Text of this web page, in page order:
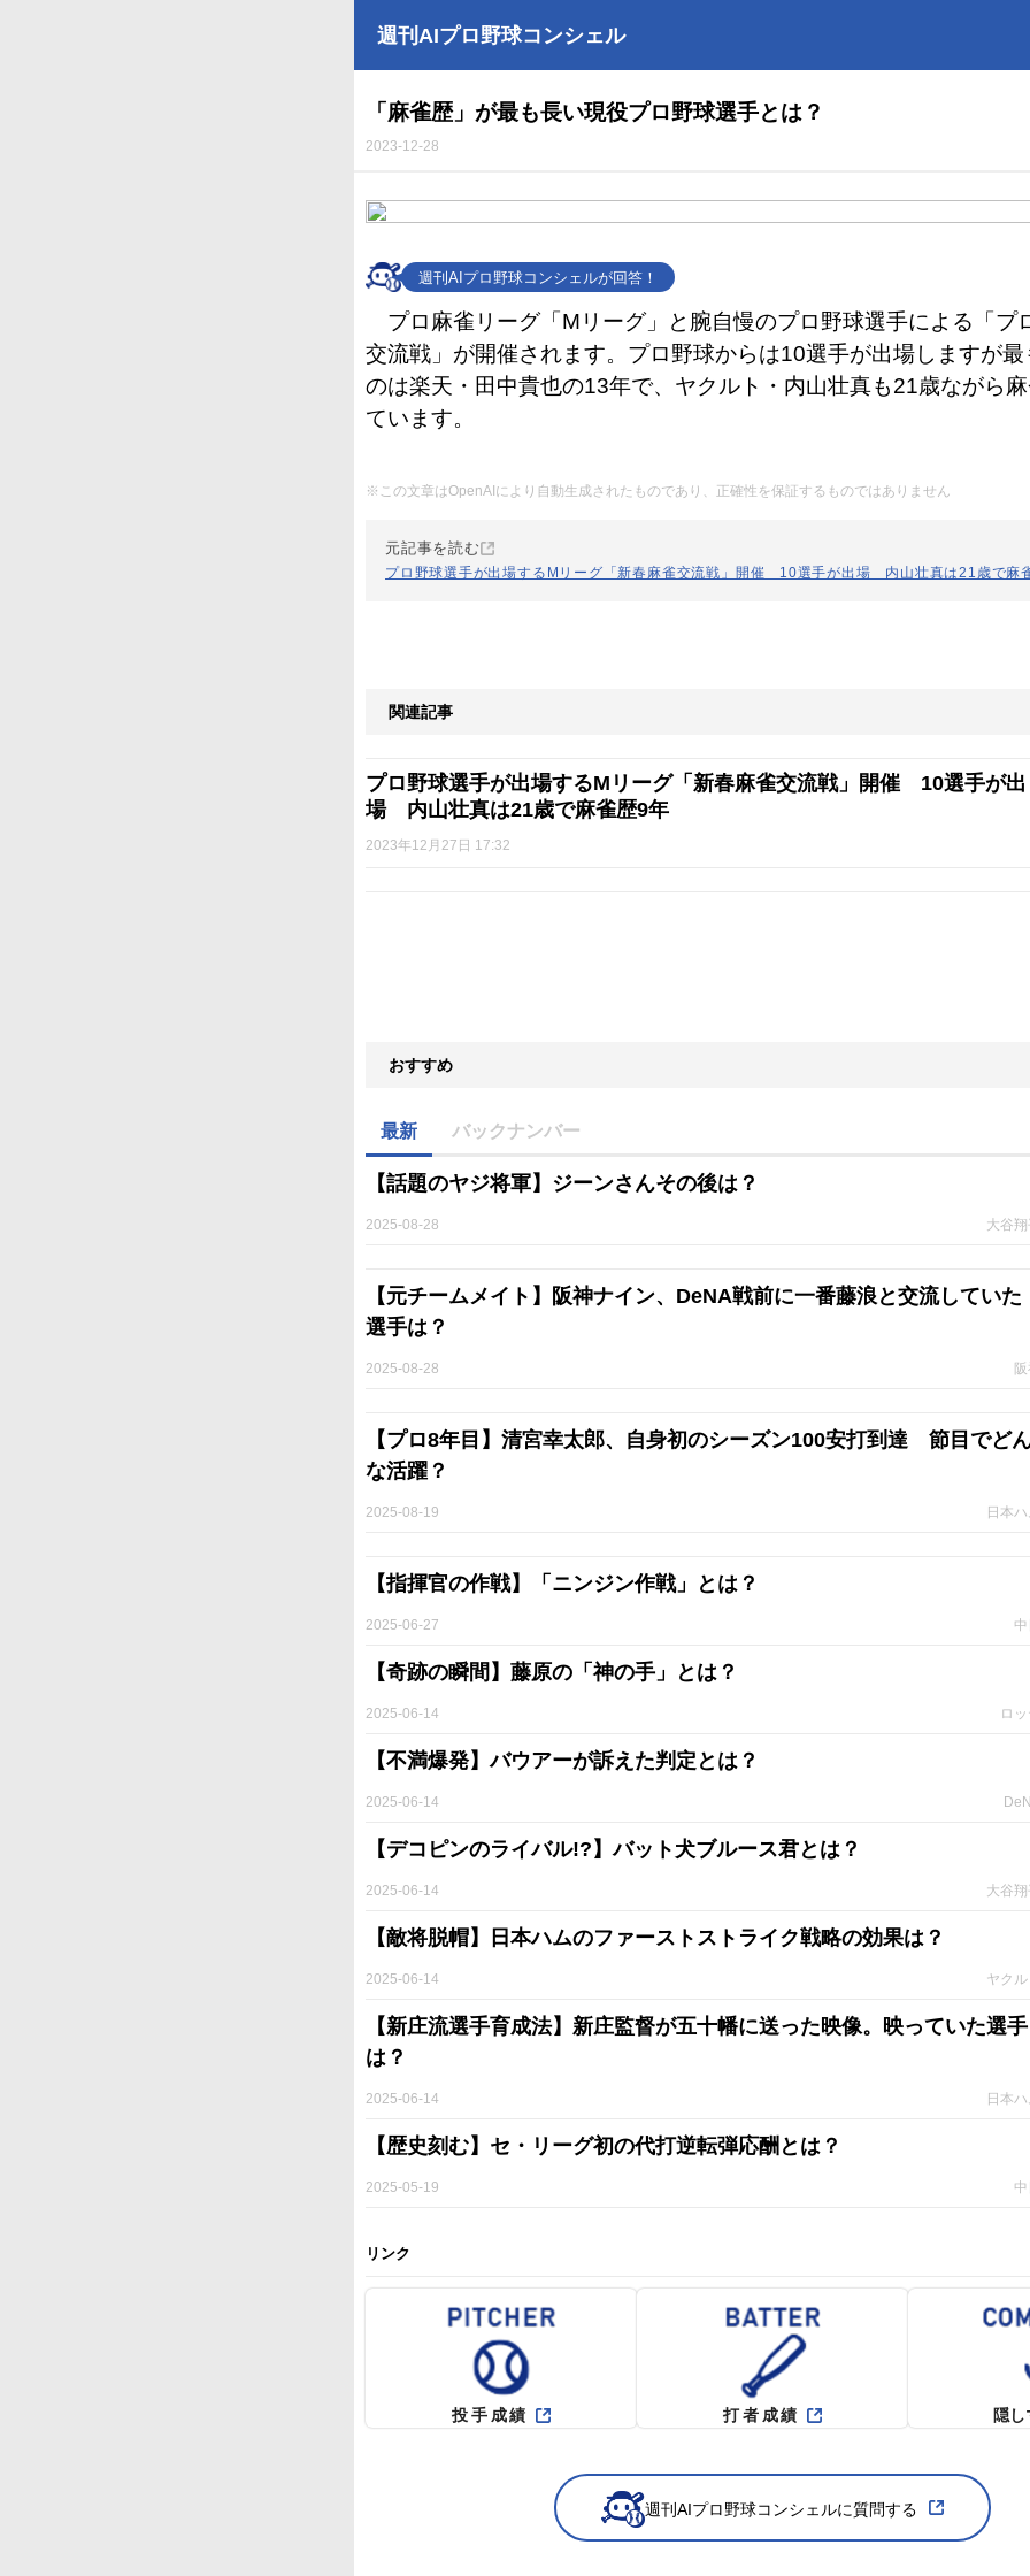
週刊AIプロ野球コンシェル
「麻雀歴」が最も長い現役プロ野球選手とは？
2023-12-28
週刊AIプロ野球コンシェルが回答！
プロ麻雀リーグ「Mリーグ」と腕自慢のプロ野球選手による「プ
交流戦」が開催されます。プロ野球からは10選手が出場しますが
のは楽天・田中貴也の13年で、ヤクルト・内山壮真も21歳ながら
ています。
※この文章はOpenAIにより自動生成されたものであり、正確性を保証するものではありません
元記事を読む
プロ野球選手が出場するMリーグ「新春麻雀交流戦」開催 10選手が出場 内山壮真は21歳で麻
関連記事
プロ野球選手が出場するMリーグ「新春麻雀交流戦」開催 10選手が出
場 内山壮真は21歳で麻雀歴9年
2023年12月27日 17:32
おすすめ
最新 バックナンバー
【話題のヤジ将軍】ジーンさんその後は？
大谷
2025-08-28
【元チームメイト】阪神ナイン、DeNA戦前に一番藤浪と交流していた
選手は？
2025-08-28
【プロ8年目】清宮幸太郎、自身初のシーズン100安打到達 節目でど
な活躍？
日本
2025-08-19
【指揮官の作戦】「ニンジン作戦」とは？
2025-06-27
【奇跡の瞬間】藤原の「神の手」とは？
ロ
2025-06-14
【不満爆発】バウアーが訴えた判定とは？
2025-06-14
【デコピンのライバル!?】バット犬ブルース君とは？
大谷
2025-06-14
【敵将脱帽】日本ハムのファーストストライク戦略の効果は？
ヤク
2025-06-14
【新庄流選手育成法】新庄監督が五十幡に送った映像。映っていた選手
は？
日本
2025-06-14
【歴史刻む】セ・リーグ初の代打逆転弾応酬とは？
2025-05-19
リンク
投手成績 打者成績 隠し
週刊AIプロ野球コンシェルに質問する